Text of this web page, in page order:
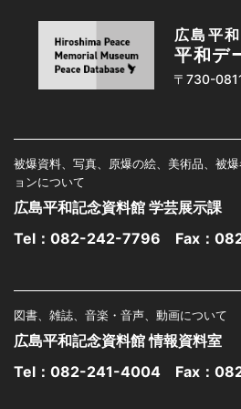
広島平
平和デ
〒730-
被爆資料、写真、原爆の絵、美術品、被
ョンについて
広島平和記念資料館 学芸展示課
Tel： 082-242-7796 Fax：
図書、雑誌、音楽・音声、動画について
広島平和記念資料館 情報資料室
Tel： 082-241-4004 Fax：